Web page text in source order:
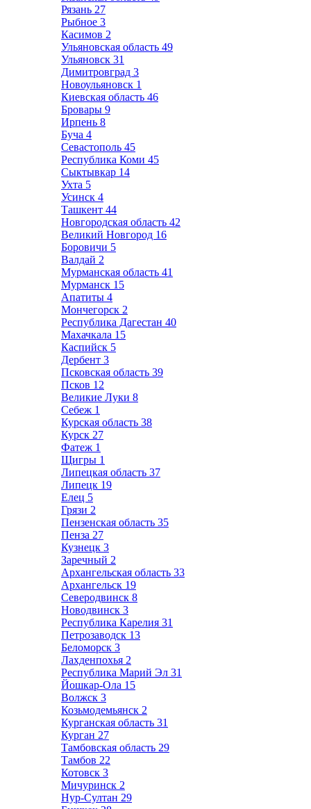
Рязань 27
Рыбное 3
Касимов 2
Ульяновская область 49
Ульяновск 31
Димитровград 3
Новоульяновск 1
Киевская область 46
Бровары 9
Ирпень 8
Буча 4
Севастополь 45
Республика Коми 45
Сыктывкар 14
Ухта 5
Усинск 4
Ташкент 44
Новгородская область 42
Великий Новгород 16
Боровичи 5
Валдай 2
Мурманская область 41
Мурманск 15
Апатиты 4
Мончегорск 2
Республика Дагестан 40
Махачкала 15
Каспийск 5
Дербент 3
Псковская область 39
Псков 12
Великие Луки 8
Себеж 1
Курская область 38
Курск 27
Фатеж 1
Щигры 1
Липецкая область 37
Липецк 19
Елец 5
Грязи 2
Пензенская область 35
Пенза 27
Кузнецк 3
Заречный 2
Архангельская область 33
Архангельск 19
Северодвинск 8
Новодвинск 3
Республика Карелия 31
Петрозаводск 13
Беломорск 3
Лахденпохья 2
Республика Марий Эл 31
Йошкар-Ола 15
Волжск 3
Козьмодемьянск 2
Курганская область 31
Курган 27
Тамбовская область 29
Тамбов 22
Котовск 3
Мичуринск 2
Нур-Султан 29